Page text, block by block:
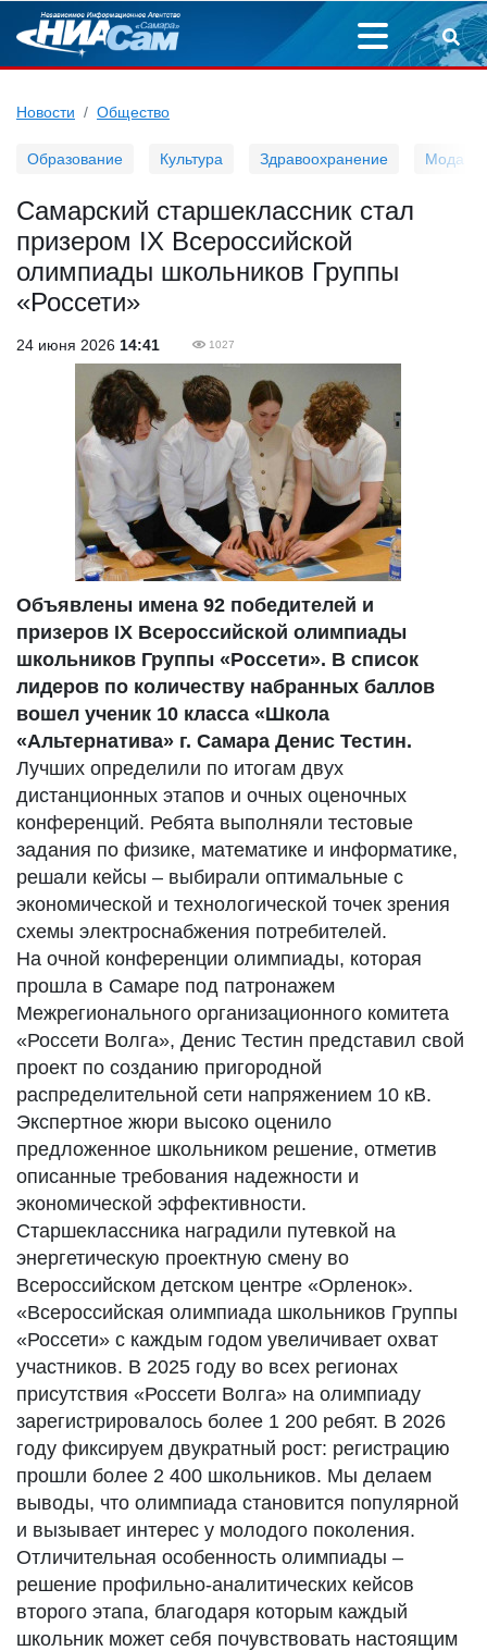
Новости Общество
Образование Культура Здравоохранение Мода
Самарский старшеклассник стал
призером IX Всероссийской
олимпиады школьников Группы
«Россети»
24 июня 2026 14:41 1027
Объявлены имена 92 победителей и
призеров IX Всероссийской олимпиады
школьников Группы «Россети». В список
лидеров по количеству набранных баллов
вошел ученик 10 класса «Школа
«Альтернатива» г. Самара Денис Тестин.
Лучших определили по итогам двух
дистанционных этапов и очных оценочных
конференций. Ребята выполняли тестовые
задания по физике, математике и информатике,
решали кейсы – выбирали оптимальные с
экономической и технологической точек зрения
схемы электроснабжения потребителей.
На очной конференции олимпиады, которая
прошла в Самаре под патронажем
Межрегионального организационного комитета
«Россети Волга», Денис Тестин представил свой
проект по созданию пригородной
распределительной сети напряжением 10 кВ.
Экспертное жюри высоко оценило
предложенное школьником решение, отметив
описанные требования надежности и
экономической эффективности.
Старшеклассника наградили путевкой на
энергетическую проектную смену во
Всероссийском детском центре «Орленок».
«Всероссийская олимпиада школьников Группы
«Россети» с каждым годом увеличивает охват
участников. В 2025 году во всех регионах
присутствия «Россети Волга» на олимпиаду
зарегистрировалось более 1 200 ребят. В 2026
году фиксируем двукратный рост: регистрацию
прошли более 2 400 школьников. Мы делаем
выводы, что олимпиада становится популярной
и вызывает интерес у молодого поколения.
Отличительная особенность олимпиады –
решение профильно-аналитических кейсов
второго этапа, благодаря которым каждый
школьник может себя почувствовать настоящим